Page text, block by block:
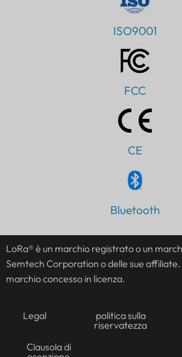
ISO9001
FCC
CE
Bluetooth
LoRa® è un marchio registrato o un
Semtech Corporation o delle sue affiliate.
marchio concesso in licenza.
Legal
politica sulla
riservatezza
Clausola di